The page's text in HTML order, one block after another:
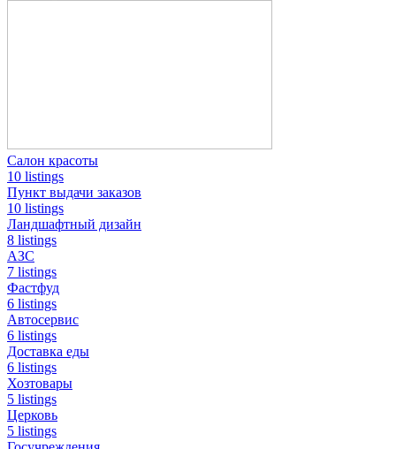
Салон красоты
10 listings
Пункт выдачи заказов
10 listings
Ландшафтный дизайн
8 listings
АЗС
7 listings
Фастфуд
6 listings
Автосервис
6 listings
Доставка еды
6 listings
Хозтовары
5 listings
Церковь
5 listings